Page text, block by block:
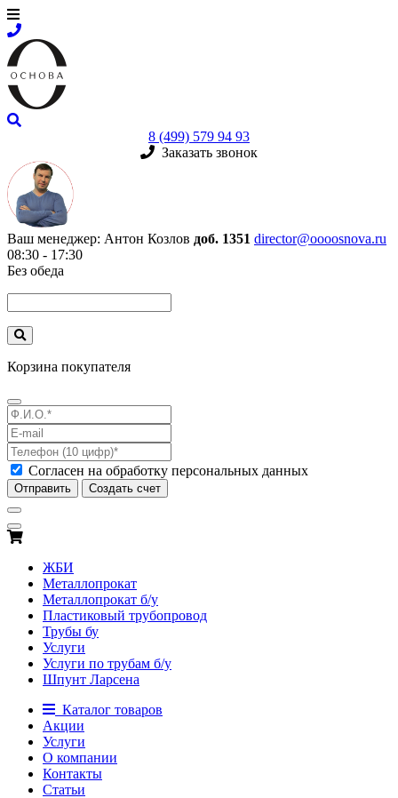
8 (499) 579 94 93
Заказать звонок
Ваш менеджер: Антон Козлов доб. 1351 director@oooosnova.ru
08:30 - 17:30
Без обеда
Корзина покупателя
Согласен на обработку персональных данных
Отправить Создать счет
ЖБИ
Металлопрокат
Металлопрокат б/у
Пластиковый трубопровод
Трубы бу
Услуги
Услуги по трубам б/у
Шпунт Ларсена
Каталог товаров
Акции
Услуги
О компании
Контакты
Статьи